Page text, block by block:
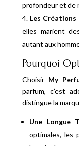
profondeur et de
Les Créations
elles marient
autant aux
Pourquoi
Choisir My
parfum, c’est
distingue la
Une Longue
optimales, les